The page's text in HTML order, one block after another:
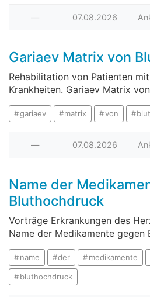
— 07.08.2026
Gariaev Matrix von
Rehabilitation von Patienten
Krankheiten. Gariaev Matrix
gariaev matrix von
— 07.08.2026
Name der
Bluthochdruck
Vorträge Erkrankungen des
Name der Medikamente gegen
name der medikamente
bluthochdruck